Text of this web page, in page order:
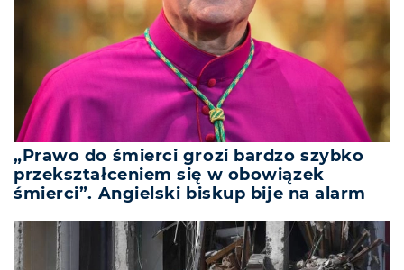
„Prawo do śmierci grozi bardzo szybko
przekształceniem się w obowiązek
śmierci”. Angielski biskup bije na alarm